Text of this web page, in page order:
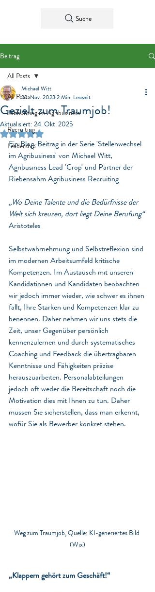
Suche
Beitrag
All Posts
Jobhunting im Agribusiness
Recruiting
Leadership
All Posts
Gezielt zum Traumjob!
Michael Witt
22. Nov. 20232 Min. Lesezeit
Aktualisiert: 24. Okt. 2025
Mit NaN von 5 Sternen bewertet.
Ein Blog-Beitrag in der Serie 'Stellenwechsel
im Agribusiness' von Michael Witt,
Agribusiness Lead 'Crop' und Partner der
Riebensahm Agribusiness Recruiting
„Wo Deine Talente und die Bedürfnisse der
Welt sich kreuzen, dort liegt Deine Berufung“
Aristoteles
Selbstwahrnehmung und Selbstreflexion sind
im modernen Arbeitsumfeld kritische
Kompetenzen. Im Austausch mit unseren
Kandidatinnen und Kandidaten beobachten
wir jedoch immer wieder, wie schwer es ihnen
fällt, Ihre Stärken und Kompetenzen klar zu
benennen. Daher nehmen wir uns stets die
Zeit, unser Gegenüber persönlich
kennenzulernen und durch systematisches
Coaching und Feedback die übertragbaren
Kenntnisse und Fähigkeiten präzise
herauszuarbeiten. Personalabteilungen
jedoch oft weder die Bereitschaft noch die
Motivation dies mit Ihnen zu tun. Daher
müssen Sie sicherstellen, dass man erkennt,
wofür Sie als Bewerber konkret stehen.
Weg zum Traumjob, Quelle: KI-generiertes Bild
(Wix)
„Klappern gehört zum Geschäft!“